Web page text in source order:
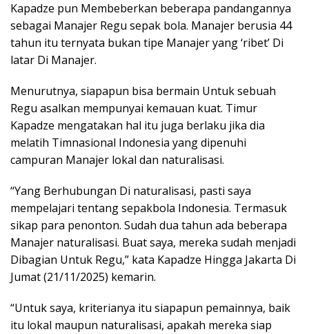
Kapadze pun Membeberkan beberapa pandangannya
sebagai Manajer Regu sepak bola. Manajer berusia 44
tahun itu ternyata bukan tipe Manajer yang ‘ribet’ Di
latar Di Manajer.
Menurutnya, siapapun bisa bermain Untuk sebuah
Regu asalkan mempunyai kemauan kuat. Timur
Kapadze mengatakan hal itu juga berlaku jika dia
melatih Timnasional Indonesia yang dipenuhi
campuran Manajer lokal dan naturalisasi.
“Yang Berhubungan Di naturalisasi, pasti saya
mempelajari tentang sepakbola Indonesia. Termasuk
sikap para penonton. Sudah dua tahun ada beberapa
Manajer naturalisasi. Buat saya, mereka sudah menjadi
Dibagian Untuk Regu,” kata Kapadze Hingga Jakarta Di
Jumat (21/11/2025) kemarin.
“Untuk saya, kriterianya itu siapapun pemainnya, baik
itu lokal maupun naturalisasi, apakah mereka siap